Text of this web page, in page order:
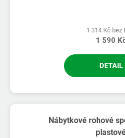
1 314 Kč bez
1 590
DETAIL
Nábytkové rohové